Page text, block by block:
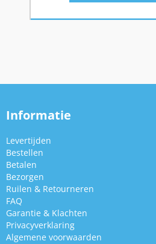
Informatie
Levertijden
Bestellen
Betalen
Bezorgen
Ruilen & Retourneren
FAQ
Garantie & Klachten
Privacyverklaring
Algemene voorwaarden